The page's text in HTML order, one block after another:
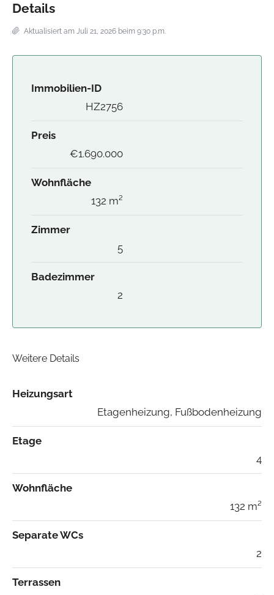
Details
Aktualisiert am Juli 21, 2026 beim 9:30 p.m.
Immobilien-ID
HZ2756
Preis
€1.690.000
Wohnfläche
132 m²
Zimmer
5
Badezimmer
2
Weitere Details
Heizungsart
Etagenheizung, Fußbodenheizung
Etage
4
Wohnfläche
132 m²
Separate WCs
2
Terrassen